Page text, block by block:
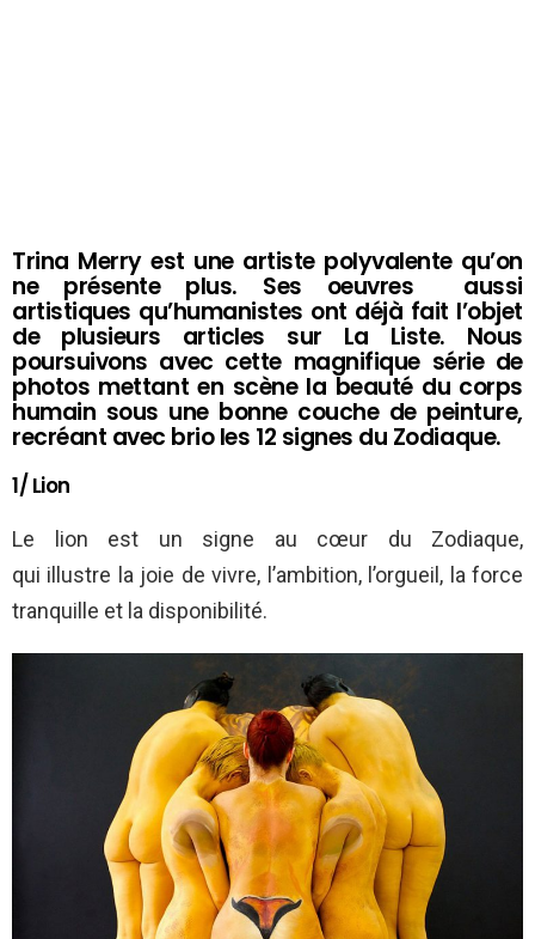
Trina Merry est une artiste polyvalente qu’on
ne présente plus. Ses oeuvres aussi
artistiques qu’humanistes ont déjà fait l’objet
de plusieurs articles sur La Liste. Nous
poursuivons avec cette magnifique série de
photos mettant en scène la beauté du corps
humain sous une bonne couche de peinture,
recréant avec brio les 12 signes du Zodiaque.
1/ Lion
Le lion est un signe au cœur du Zodiaque,
qui illustre la joie de vivre, l’ambition, l’orgueil, la force
tranquille et la disponibilité.